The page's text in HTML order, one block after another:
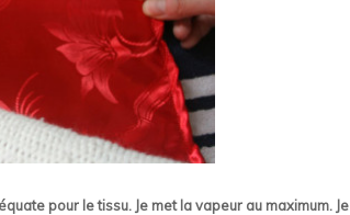
pour le tissu. Je met la vapeur au maximum. Je